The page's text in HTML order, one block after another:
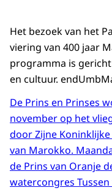
Het bezoek van het
viering van 400 jaar
programma is
en cultuur.
De Prins en Prinses
november op het
door Zijne
van Marokko.
de Prins van Oranje
watercongres